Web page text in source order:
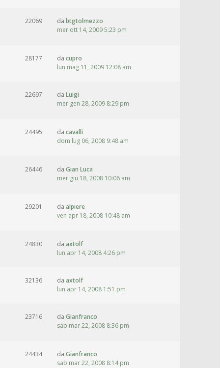
22069 da btgtolmezzo
mer ott 14, 2009 5:23 pm
28177 da cupro
lun mag 11, 2009 12:08 am
22697 da Luigi
mer gen 28, 2009 8:29 pm
24495 da cavalli
dom lug 06, 2008 9:48 am
26446 da Gian Luca
mer giu 18, 2008 10:06 am
29201 da alpiere
ven apr 18, 2008 10:48 am
24830 da axtolf
lun apr 14, 2008 4:26 pm
32136 da axtolf
lun apr 14, 2008 1:51 pm
23716 da Gianfranco
sab mar 22, 2008 8:36 pm
24434 da Gianfranco
sab mar 22, 2008 8:14 pm